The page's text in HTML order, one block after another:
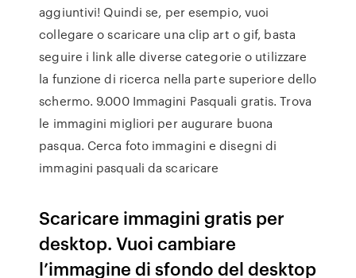
aggiuntivi! Quindi se, per esempio, vuoi
collegare o scaricare una clip art o gif, basta
seguire i link alle diverse categorie o utilizzare
la funzione di ricerca nella parte superiore dello
schermo. 9.000 Immagini Pasquali gratis. Trova
le immagini migliori per augurare buona
pasqua. Cerca foto immagini e disegni di
immagini pasquali da scaricare
Scaricare immagini gratis per
desktop. Vuoi cambiare
l’immagine di sfondo del desktop